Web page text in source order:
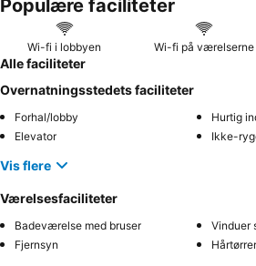
Populære faciliteter
Wi-fi i lobbyen Wi-fi på værelserne
Alle faciliteter
Overnatningsstedets faciliteter
Forhal/lobby
Hurtig
Elevator
Ikke-
Vis flere
Værelsesfaciliteter
Badeværelse med bruser
Vinduer
Fjernsyn
Hårtørrer